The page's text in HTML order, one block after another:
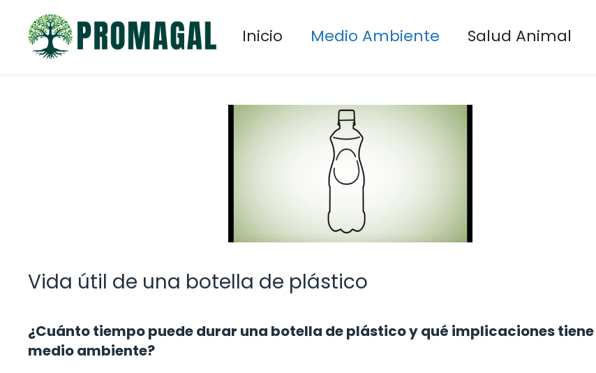
contenido
Inicio Medio Ambiente Salud Animal
Vida útil de una botella de plástico
¿Cuánto tiempo puede durar una botella de plástico y qué implicaciones
medio ambiente?